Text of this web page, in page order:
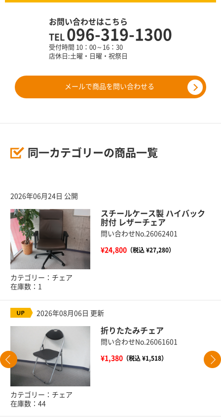
お問い合わせはこちら
TEL 096-319-1300
受付時間 10：00～16：30
店休日:土曜・日曜・祝祭日
メールで商品を問い合わせる
同一カテゴリーの商品一覧
2026年06月24日 公開
スチールケース製 ハイバック
肘付 レザーチェア
問い合わせNo.26062401
¥24,800（税込 ¥27,280）
カテゴリー：チェア
在庫数：1
2026年08月06日 更新
折りたたみチェア
問い合わせNo.26061601
¥1,380（税込 ¥1,518）
カテゴリー：チェア
在庫数：44